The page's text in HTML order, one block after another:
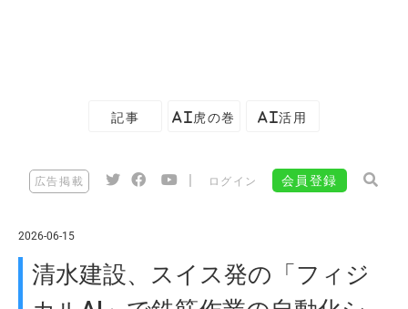
記事 AI虎の巻 AI活用
広告掲載 ログイン 会員登録
2026-06-15
清水建設、スイス発の「フィジ